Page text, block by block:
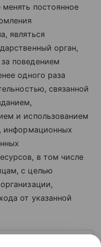
постоянное
являться
орган,
поведением
одного раза
связанной
и использованием
информационных
в том числе
с целью
от указанной